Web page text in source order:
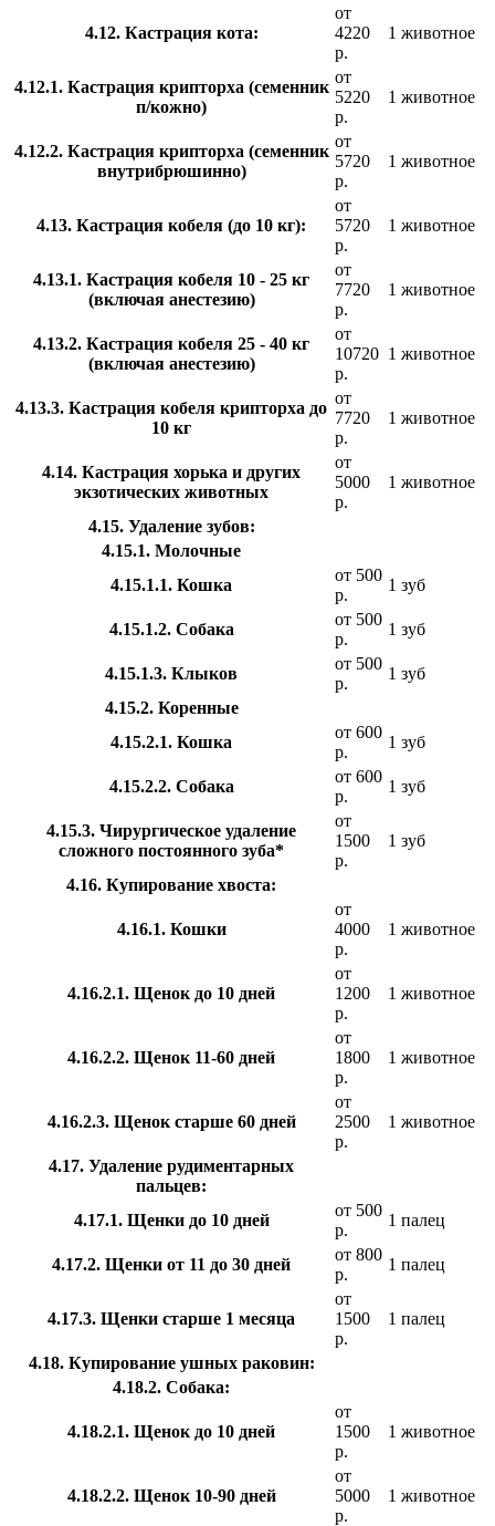
4.12. Кастрация кота:
от
4220
р.
1 животное
4.12.1. Кастрация крипторха (семенник
п/кожно)
от
5220
р.
1 животное
4.12.2. Кастрация крипторха (семенник
внутрибрюшинно)
от
5720
р.
1 животное
4.13. Кастрация кобеля (до 10 кг):
от
5720
р.
1 животное
4.13.1. Кастрация кобеля 10 - 25 кг
(включая анестезию)
от
7720
р.
1 животное
4.13.2. Кастрация кобеля 25 - 40 кг
(включая анестезию)
от
10720
р.
1 животное
4.13.3. Кастрация кобеля крипторха до
10 кг
от
7720
р.
1 животное
4.14. Кастрация хорька и других
экзотических животных
от
5000
р.
1 животное
4.15. Удаление зубов:
4.15.1. Молочные
4.15.1.1. Кошка
от 500
р.
1 зуб
4.15.1.2. Собака
от 500
р.
1 зуб
4.15.1.3. Клыков
от 500
р.
1 зуб
4.15.2. Коренные
4.15.2.1. Кошка
от 600
р.
1 зуб
4.15.2.2. Собака
от 600
р.
1 зуб
4.15.3. Чирургическое удаление
сложного постоянного зуба*
от
1500
р.
1 зуб
4.16. Купирование хвоста:
4.16.1. Кошки
от
4000
р.
1 животное
4.16.2.1. Щенок до 10 дней
от
1200
р.
1 животное
4.16.2.2. Щенок 11-60 дней
от
1800
р.
1 животное
4.16.2.3. Щенок старше 60 дней
от
2500
р.
1 животное
4.17. Удаление рудиментарных
пальцев:
4.17.1. Щенки до 10 дней
от 500
р.
1 палец
4.17.2. Щенки от 11 до 30 дней
от 800
р.
1 палец
4.17.3. Щенки старше 1 месяца
от
1500
р.
1 палец
4.18. Купирование ушных раковин:
4.18.2. Собака:
4.18.2.1. Щенок до 10 дней
от
1500
р.
1 животное
4.18.2.2. Щенок 10-90 дней
от
5000
р.
1 животное